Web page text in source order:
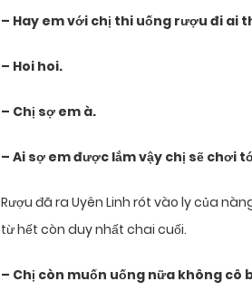
– Hay em với chị thi uống rượu đi ai
– Hoi hoi.
– Chị sợ em à.
– Ai sợ em được lắm vậy chị sẽ chơi
Rượu đã ra Uyên Linh rót vào ly của
từ hết còn duy nhất chai cuối.
– Chị còn muốn uống nữa không cô